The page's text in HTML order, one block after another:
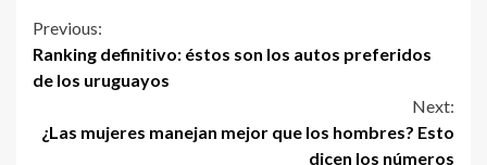
Continue
Reading
Previous:
Ranking definitivo: éstos son los autos preferidos
de los uruguayos
Next:
¿Las mujeres manejan mejor que los hombres? Esto
dicen los números